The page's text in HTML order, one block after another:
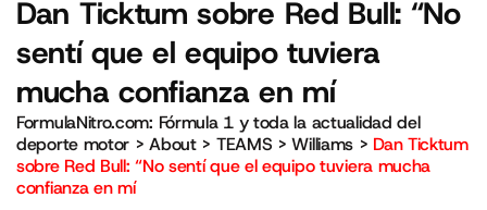
Dan Ticktum sobre Red Bull: “No
sentí que el equipo tuviera
mucha confianza en mí
FormulaNitro.com: Fórmula 1 y toda la actualidad del
deporte motor >About> TEAMS >Williams > Dan Ticktum
sobre Red Bull: “No sentí que el equipo tuviera mucha
confianza en mí